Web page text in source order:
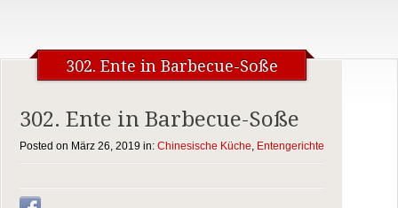
302. Ente in Barbecue-Soße
302. Ente in Barbecue-Soße
Posted on März 26, 2019 in: Chinesische Küche, Entengerichte